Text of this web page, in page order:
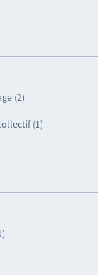
(2)
(1)